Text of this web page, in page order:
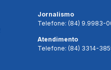
Jornalismo
Telefone: (84) 9.9983-
Atendimento
Telefone: (84) 3314-